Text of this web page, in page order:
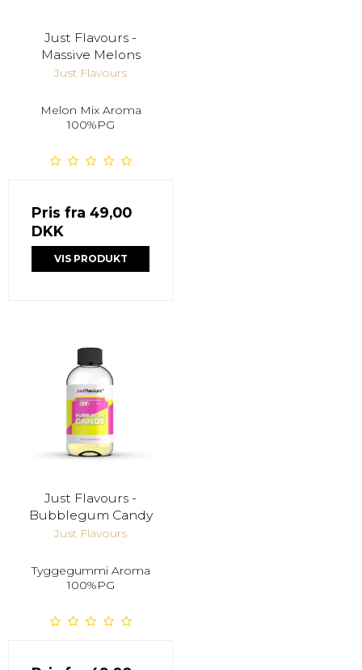
Just Flavours -
Massive Melons
Just Flavours
Melon Mix Aroma
100%PG
Pris fra 49,00
DKK
VIS PRODUKT
Just Flavours -
Bubblegum Candy
Just Flavours
Tyggegummi Aroma
100%PG